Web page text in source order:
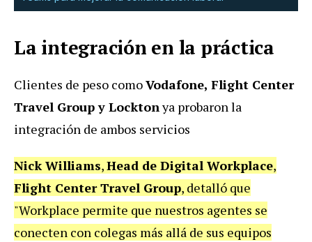
La integración en la práctica
Clientes de peso comoVodafone, Flight Center
Travel Group y Locktonya probaron la
integración de ambos servicios
Nick Williams,Head de Digital Workplace,
Flight Center Travel Group, detalló que
"Workplace permite que nuestros agentes se
conecten con colegas más allá de sus equipos